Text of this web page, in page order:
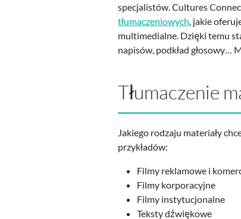
specjalistów. Cultures
tłumaczeniowych, jakie
multimedialne. Dzięki temu
napisów, podkład głosowy…
Tłumaczenie
Jakiego rodzaju materiały
przykładów:
Filmy reklamowe i
Filmy korporacyjne
Filmy instytucjonalne
Teksty dźwiękowe